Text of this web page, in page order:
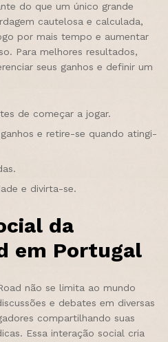
do que um único grande
cautelosa e calculada,
por mais tempo e aumentar
Para melhores resultados,
seus ganhos e definir um
de começar a jogar.
e retire-se quando atingi-
e divirta-se.
da
em Portugal
não se limita ao mundo
e debates em diversas
compartilhando suas
Essa interação social cria